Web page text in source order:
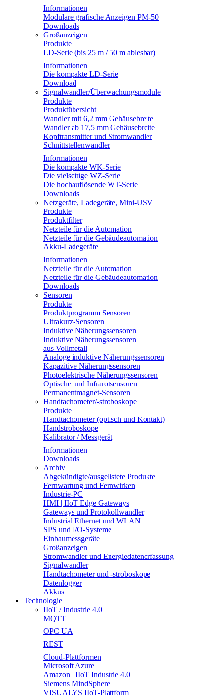
Informationen
Modulare grafische Anzeigen PM-50
Downloads
Großanzeigen
Produkte
LD-Serie (bis 25 m / 50 m ablesbar)
Informationen
Die kompakte LD-Serie
Download
Signalwandler/Überwachungsmodule
Produkte
Produktübersicht
Wandler mit 6,2 mm Gehäusebreite
Wandler ab 17,5 mm Gehäusebreite
Kopftransmitter und Stromwandler
Schnittstellenwandler
Informationen
Die kompakte WK-Serie
Die vielseitige WZ-Serie
Die hochauflösende WT-Serie
Downloads
Netzgeräte, Ladegeräte, Mini-USV
Produkte
Produktfilter
Netzteile für die Automation
Netzteile für die Gebäudeautomation
Akku-Ladegeräte
Informationen
Netzteile für die Automation
Netzteile für die Gebäudeautomation
Downloads
Sensoren
Produkte
Produktprogramm Sensoren
Ultrakurz-Sensoren
Induktive Näherungssensoren
Induktive Näherungssensoren
aus Vollmetall
Analoge induktive Näherungssensoren
Kapazitive Näherungssensoren
Photoelektrische Näherungssensoren
Optische und Infrarotsensoren
Permanentmagnet-Sensoren
Handtachometer/-stroboskope
Produkte
Handtachometer (optisch und Kontakt)
Handstroboskope
Kalibrator / Messgerät
Informationen
Downloads
Archiv
Abgekündigte/ausgelistete Produkte
Fernwartung und Fernwirken
Industrie-PC
HMI | IIoT Edge Gateways
Gateways und Protokollwandler
Industrial Ethernet und WLAN
SPS und I/O-Systeme
Einbaumessgeräte
Großanzeigen
Stromwandler und Energiedatenerfassung
Signalwandler
Handtachometer und -stroboskope
Datenlogger
Akkus
Technologie
IIoT / Industrie 4.0
MQTT
OPC UA
REST
Cloud-Plattformen
Microsoft Azure
Amazon | IIoT Industrie 4.0
Siemens MindSphere
VISUALYS IIoT-Plattform